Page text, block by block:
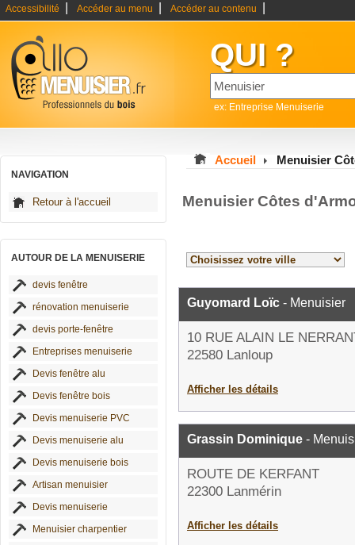
Accessibilité Accéder au menu Accéder au contenu
QUI ?
ex: Entreprise Menuiserie
NAVIGATION
Retour à l'accueil
AUTOUR DE LA MENUISERIE
devis fenêtre
rénovation menuiserie
devis porte-fenêtre
Entreprises menuiserie
Devis fenêtre alu
Devis fenêtre bois
Devis menuiserie PVC
Devis menuiserie alu
Devis menuiserie bois
Artisan menuisier
Devis menuiserie
Menuisier charpentier
Accueil Menuisier
Menuisier Côtes
Guyomard Loïc - Menuisier
10 RUE ALAIN LE
22580 Lanloup
Afficher les détails
Grassin Dominique -
ROUTE DE KERFANT
22300 Lanmérin
Afficher les détails